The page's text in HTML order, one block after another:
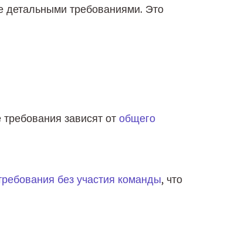
детальными требованиями. Это
требования зависят от общего
без участия команды, что